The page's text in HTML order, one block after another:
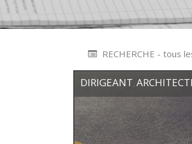
RECHERCHE - tous
DIRIGEANT,